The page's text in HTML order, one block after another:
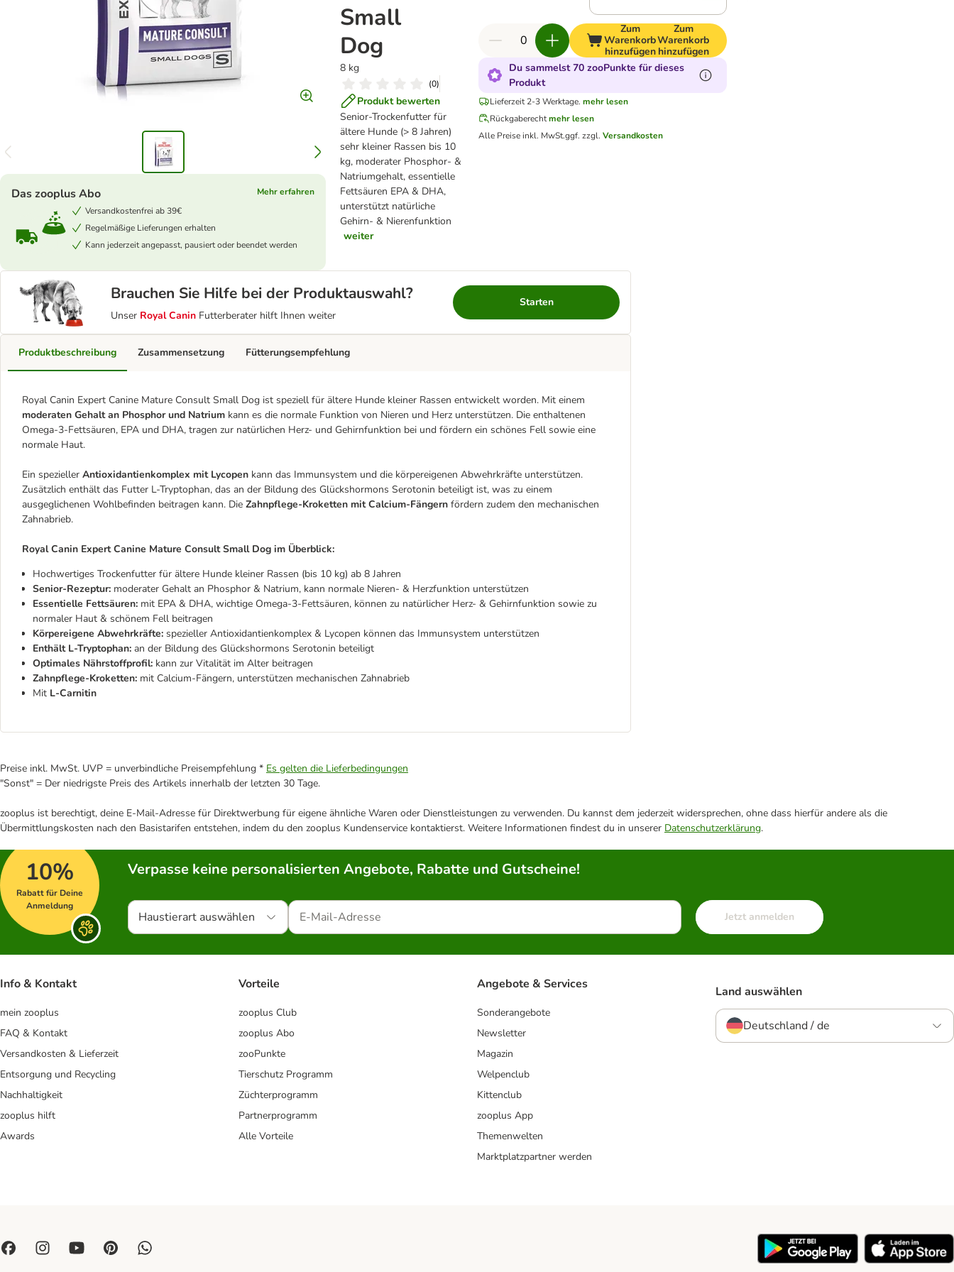
Small
Dog
8 kg
(0)
Produkt bewerten
Senior-Trockenfutter für
ältere Hunde (> 8 Jahren)
sehr kleiner Rassen bis 10
kg, moderater Phosphor- &
Natriumgehalt, essentielle
Fettsäuren EPA & DHA,
unterstützt natürliche
Gehirn- & Nierenfunktion
weiter
Das zooplus Abo
Mehr erfahren
Versandkostenfrei ab 39€
Regelmäßige Lieferungen erhalten
Kann jederzeit angepasst, pausiert oder beendet werden
Zum
Warenkorb
hinzufügen
Zum
Warenkorb
hinzufügen
Du sammelst 70 zooPunkte für dieses
Produkt
Lieferzeit 2-3 Werktage. mehr lesen
Rückgaberechtmehr lesen
Alle Preise inkl. MwSt.ggf. zzgl.Versandkosten
Brauchen Sie Hilfe bei der Produktauswahl?
Unser Royal Canin Futterberater hilft Ihnen weiter
Starten
Produktbeschreibung
Royal Canin Expert Canine Mature Consult Small Dog ist speziell für ältere Hunde kleiner Rassen entwickelt worden. Mit einem
moderaten Gehalt an Phosphor und Natrium kann es die normale Funktion von Nieren und Herz unterstützen. Die enthaltenen
Omega-3-Fettsäuren, EPA und DHA, tragen zur natürlichen Herz- und Gehirnfunktion bei und fördern ein schönes Fell sowie eine
normale Haut.
Ein spezieller Antioxidantienkomplex mit Lycopen kann das Immunsystem und die körpereigenen Abwehrkräfte unterstützen.
Zusätzlich enthält das Futter L-Tryptophan, das an der Bildung des Glückshormons Serotonin beteiligt ist, was zu einem
ausgeglichenen Wohlbefinden beitragen kann. Die Zahnpflege-Kroketten mit Calcium-Fängern fördern zudem den mechanischen
Zahnabrieb.
Royal Canin Expert Canine Mature Consult Small Dog im Überblick:
Hochwertiges Trockenfutter für ältere Hunde kleiner Rassen (bis 10 kg) ab 8 Jahren
Senior-Rezeptur: moderater Gehalt an Phosphor & Natrium, kann normale Nieren- & Herzfunktion unterstützen
Essentielle Fettsäuren: mit EPA & DHA, wichtige Omega-3-Fettsäuren, können zu natürlicher Herz- & Gehirnfunktion sowie zu
normaler Haut & schönem Fell beitragen
Körpereigene Abwehrkräfte: spezieller Antioxidantienkomplex & Lycopen können das Immunsystem unterstützen
Enthält L-Tryptophan: an der Bildung des Glückshormons Serotonin beteiligt
Optimales Nährstoffprofil: kann zur Vitalität im Alter beitragen
Zahnpflege-Kroketten: mit Calcium-Fängern, unterstützen mechanischen Zahnabrieb
Mit L-Carnitin
Zusammensetzung Fütterungsempfehlung
Preise inkl. MwSt. UVP = unverbindliche Preisempfehlung * Es gelten die Lieferbedingungen
"Sonst" = Der niedrigste Preis des Artikels innerhalb der letzten 30 Tage.
zooplus ist berechtigt, deine E-Mail-Adresse für Direktwerbung für eigene ähnliche Waren oder Dienstleistungen zu verwenden. Du kannst dem jederzeit widersprechen, ohne dass hierfür andere als die
Übermittlungskosten nach den Basistarifen entstehen, indem du den zooplus Kundenservice kontaktierst. Weitere Informationen findest du in unserer Datenschutzerklärung.
10%
Rabatt für Deine
Anmeldung
Verpasse keine personalisierten Angebote, Rabatte und Gutscheine!
Haustierart auswählen Jetzt anmelden
Info & Kontakt
mein zooplus
FAQ & Kontakt
Versandkosten & Lieferzeit
Entsorgung und Recycling
Nachhaltigkeit
zooplus hilft
Awards
Vorteile
zooplus Club
zooplus Abo
zooPunkte
Tierschutz Programm
Züchterprogramm
Partnerprogramm
Alle Vorteile
Angebote & Services
Sonderangebote
Newsletter
Magazin
Welpenclub
Kittenclub
zooplus App
Themenwelten
Marktplatzpartner werden
Land auswählen
Deutschland / de